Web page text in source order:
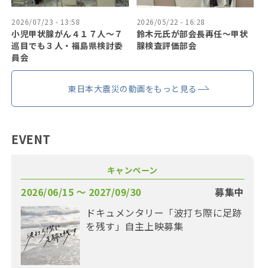
2026/07/23 - 13:58
小児甲状腺がん４１７人〜７
巡目でも３人・福島県検討委
員会
2026/05/22 - 16:28
鈴木元氏が部会長再任〜甲状
腺検査評価部会
東日本大震災の動画をもっと見る
EVENT
キャンペーン
2026/06/15 〜 2027/09/30
募集中
ドキュメンタリー「波打ち際に足跡
を残す」自主上映募集